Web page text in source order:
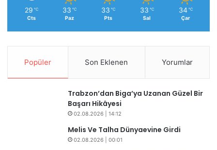
29 ℃
Cts
33 ℃
Paz
33 ℃
Pts
33 ℃
Sal
34 ℃
Çar
Popüler Son Eklenen Yorumlar
Trabzon’dan Biga’ya Uzanan Güzel Bir
Başarı Hikâyesi
02.08.2026 | 14:12
Melis Ve Talha Dünyaevine Girdi
02.08.2026 | 00:01